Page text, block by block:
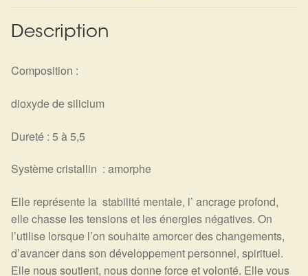
Description
Composition :
dioxyde de silicium
Dureté : 5 à 5,5
Système cristallin : amorphe
Elle représente la stabilité mentale, l’ ancrage profond,
elle chasse les tensions et les énergies négatives. On
l’utilise lorsque l’on souhaite amorcer des changements,
d’avancer dans son développement personnel, spirituel.
Elle nous soutient, nous donne force et volonté. Elle vous